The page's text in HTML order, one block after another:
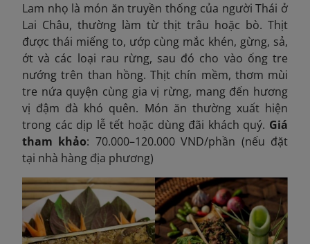
Lam nhọ là món ăn truyền thống của người Thái ở
Lai Châu, thường làm từ thịt trâu hoặc bò. Thịt
được thái miếng to, ướp cùng mắc khén, gừng, sả,
ớt và các loại rau rừng, sau đó cho vào ống tre
nướng trên than hồng. Thịt chín mềm, thơm mùi
tre nứa quyện cùng gia vị rừng, mang đến hương
vị đậm đà khó quên. Món ăn thường xuất hiện
trong các dịp lễ tết hoặc dùng đãi khách quý. Giá
tham khảo: 70.000–120.000 VND/phần (nếu đặt
tại nhà hàng địa phương)